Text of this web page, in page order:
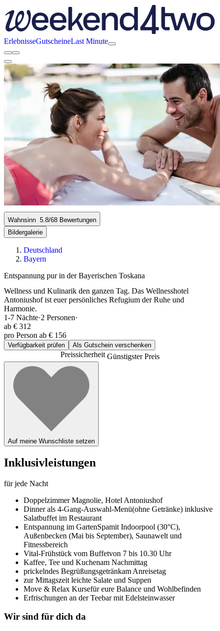
ErlebnisseGutscheineLast Minute
Wahnsinn 5.8/68 Bewertungen
Bildergalerie
Deutschland
Bayern
Entspannung pur in der Bayerischen Toskana
Wellness und Kulinarik den ganzen Tag. Das Wellnesshotel
Antoniushof ist euer persönliches Refugium der Ruhe und
Harmonie.
1-7 Nächte·2 Personen·
ab € 312
pro Person ab € 156
Verfügbarkeit prüfen Als Gutschein verschenken
PreissicherheitGünstigster Preis
Auf meine Wunschliste setzen
Inklusivleistungen
für jede Nacht
Doppelzimmer Magnolie, Hotel Antoniushof
Dinner als 4-Gang-Auswahl-Menü(ohne Getränke) inklusive
Salatbuffet im Restaurant
Entspannung im GartenSpamit Indoorpool (30°C),
Außenbecken (Mai bis September), Saunawelt und
Fitnessbereich
Vital-Frühstück vom Buffetvon 7 bis 10.30 Uhr
Kaffee, Tee und Kuchenam Nachmittag
prickelndes Begrüßungsgetränkam Anreisetag
zur Mittagszeit leichte Salate und Suppen
Move & Relax Kursefür eure Balance und Wohlbefinden
Erfrischungen an der Teebar mit Edelsteinwasser
Wir sind für dich da